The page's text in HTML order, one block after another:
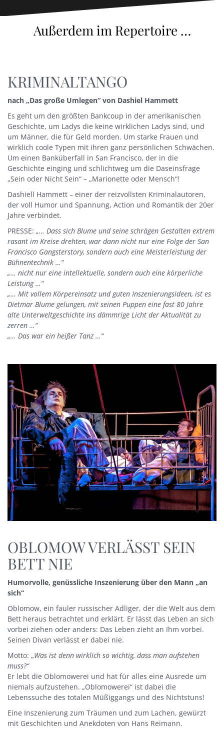
Außerdem im Repertoire …
KRIMINALTANGO
nach „Das große Umlegen“ von Dashiel Hammett
Es geht um den größten Bankcoup in der amerikanischen
Geschichte, um Ladys die keine wirklichen Ladys sind, und
um Männer, die für Geld morden. Um starke Frauen und
wirklich coole Typen mit ihren ganz persönlichen Schwächen.
Um einen Banküberfall in San Francisco, der in die
Geschichte einging und schlichtweg um die Daseinsfrage
„Sein oder Nicht Sein“ – „Marionette oder Mensch“!
Dashiell Hammett – einer der reizvollsten Kriminalautoren,
der voll Humor und Spannung, Action und Romantik der 20er
Jahre verbindet.
PRESSE: „… Dass sich Blume und seine schrägen Gestalten extrem
rasant im Kreise drehten, war dann nicht nur eine Folge der San
Francisco Gangsterstory, sondern auch eine Meisterleistung der
Bühnentechnik …“
„… nicht nur eine intellektuelle, sondern auch eine körperliche
Leistung …“
„… Mit vollem Körpereinsatz und guten Inszenierungsideen, ist es
Dietmar Blume gelungen, mit seinen Puppen eine fast 80 Jahre
alte Unterweltgeschichte ins dämmrige Licht der Aktualität zu
zerren …“
„… Das war ein heißer Tanz …“
OBLOMOW VERLÄSST SEIN
BETT NIE
Humorvolle, genüssliche Inszenierung über den Mann „an
sich“
Oblomow, ein fauler russischer Adliger, der die Welt aus dem
Bett heraus betrachtet und erklärt. Er lässt das Leben an sich
vorbei ziehen oder anders: Das Leben zieht an Ihm vorbei.
Seinen Divan verlässt er dabei nie.
Motto: „Was ist denn wirklich so wichtig, dass man aufstehen
muss?“
Er lebt die Oblomowerei und hat für alles eine Ausrede um
niemals aufzustehen. „Oblomowerei“ ist dabei die
Lebenssuche des totalen Müßiggangs und des Nichtstuns!
Eine Inszenierung zum Träumen und zum Lachen, gewürzt
mit Geschichten und Anekdoten von Hans Reimann.